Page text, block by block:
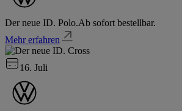
Der neue ID. Polo.Ab sofort bestellbar.
Mehr erfahren
16. Juli